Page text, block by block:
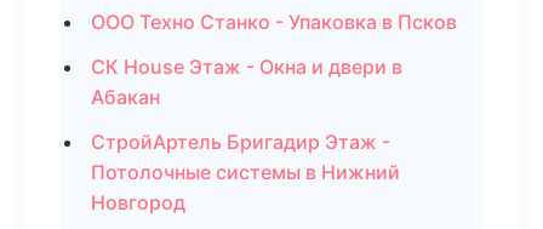
ООО Техно Станко - Упаковка в Псков
СК House Этаж - Окна и двери в
Абакан
СтройАртель Бригадир Этаж -
Потолочные системы в Нижний
Новгород